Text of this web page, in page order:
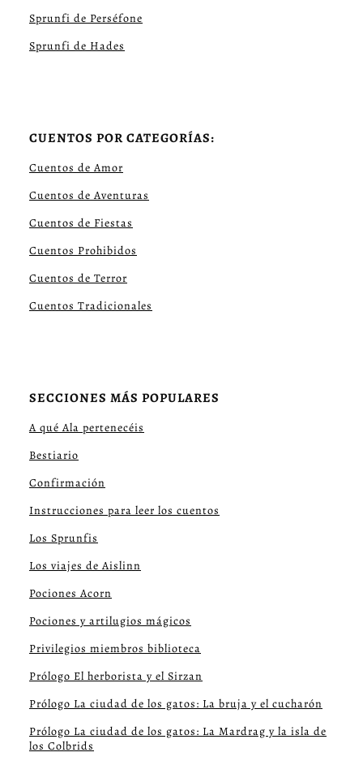
Sprunfi de Perséfone
Sprunfi de Hades
CUENTOS POR CATEGORÍAS:
Cuentos de Amor
Cuentos de Aventuras
Cuentos de Fiestas
Cuentos Prohibidos
Cuentos de Terror
Cuentos Tradicionales
SECCIONES MÁS POPULARES
A qué Ala pertenecéis
Bestiario
Confirmación
Instrucciones para leer los cuentos
Los Sprunfis
Los viajes de Aislinn
Pociones Acorn
Pociones y artilugios mágicos
Privilegios miembros biblioteca
Prólogo El herborista y el Sirzan
Prólogo La ciudad de los gatos: La bruja y el cucharón
Prólogo La ciudad de los gatos: La Mardrag y la isla de
los Colbrids